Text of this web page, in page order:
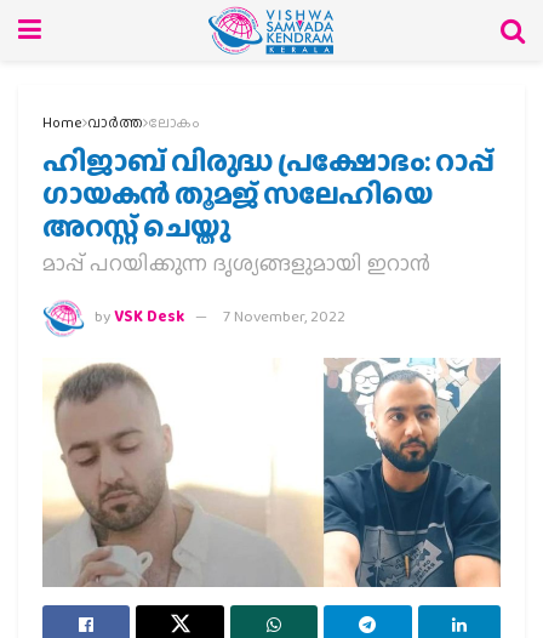
Home വാര്‍ത്ത ലോകം
ഹിജാബ് വിരുദ്ധ പ്രക്ഷോഭം: റാപ്പ്
ഗായകന്‍ തൂമജ് സലേഹിയെ
അറസ്റ്റ് ചെയ്തു
മാപ്പ് പറയിക്കുന്ന ദൃശ്യങ്ങളുമായി ഇറാന്‍
byVSK Desk 7 November, 2022